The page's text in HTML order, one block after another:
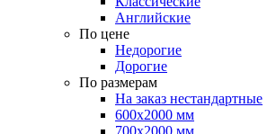
Английские
По цене
Недорогие
Дорогие
По размерам
На заказ нестандартные
600х2000 мм
700х2000 мм